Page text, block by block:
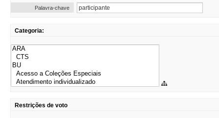
Palavra-chave
Categoria:
Restrições de voto